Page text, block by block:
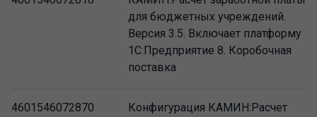
для бюджетных учреждений.
Версия 3.5. Включает платформу
1С:Предприятие 8. Коробочная
поставка
4601546072870
Конфигурация КАМИН:Расчет